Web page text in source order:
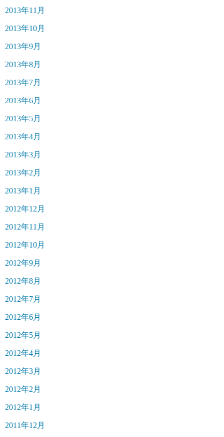
2013年11月
2013年10月
2013年9月
2013年8月
2013年7月
2013年6月
2013年5月
2013年4月
2013年3月
2013年2月
2013年1月
2012年12月
2012年11月
2012年10月
2012年9月
2012年8月
2012年7月
2012年6月
2012年5月
2012年4月
2012年3月
2012年2月
2012年1月
2011年12月